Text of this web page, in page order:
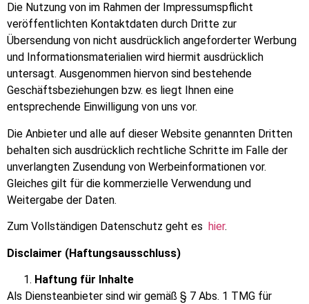
Die Nutzung von im Rahmen der Impressumspflicht
veröffentlichten Kontaktdaten durch Dritte zur
Übersendung von nicht ausdrücklich angeforderter Werbung
und Informationsmaterialien wird hiermit ausdrücklich
untersagt. Ausgenommen hiervon sind bestehende
Geschäftsbeziehungen bzw. es liegt Ihnen eine
entsprechende Einwilligung von uns vor.
Die Anbieter und alle auf dieser Website genannten Dritten
behalten sich ausdrücklich rechtliche Schritte im Falle der
unverlangten Zusendung von Werbeinformationen vor.
Gleiches gilt für die kommerzielle Verwendung und
Weitergabe der Daten.
Zum Vollständigen Datenschutz geht es hier.
Disclaimer (Haftungsausschluss)
Haftung für Inhalte
Als Diensteanbieter sind wir gemäß § 7 Abs. 1 TMG für